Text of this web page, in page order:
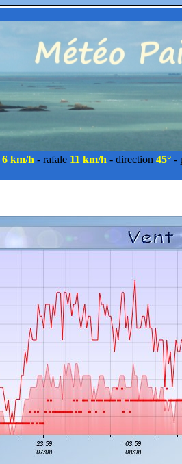
6 km/h - rafale 11 km/h - direction 45° -